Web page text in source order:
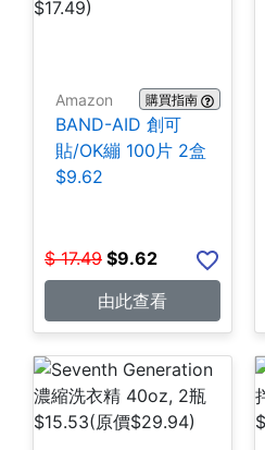
Amazon 購買指南
BAND-AID 創可
貼/OK繃 100片 2盒
$9.62
$ 17.49 $9.62
由此查看